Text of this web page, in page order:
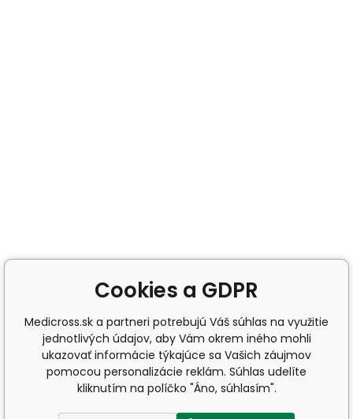
Cookies a GDPR
Medicross.sk a partneri potrebujú Váš súhlas na využitie
jednotlivých údajov, aby Vám okrem iného mohli
ukazovať informácie týkajúce sa Vašich záujmov
pomocou personalizácie reklám. Súhlas udelíte
kliknutím na políčko "Áno, súhlasím".